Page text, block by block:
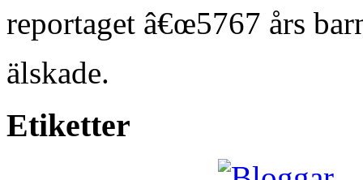
reportaget â€œ5767 års
älskade.
Etiketter